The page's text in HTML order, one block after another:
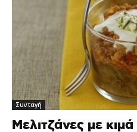
Συνταγή
Μελιτζάνες με κιμά